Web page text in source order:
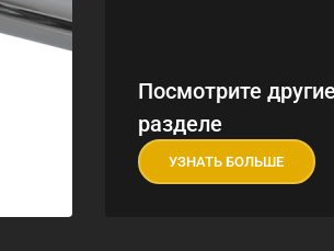
Посмотрите
разделе
УЗНАТЬ БОЛЬШЕ